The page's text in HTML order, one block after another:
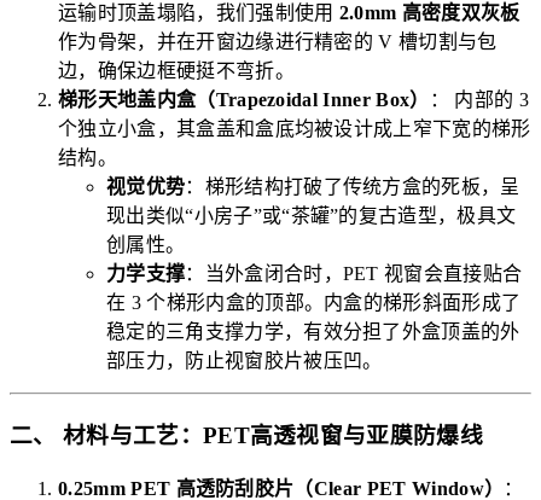
运输时顶盖塌陷，我们强制使用 2.0mm 高密度双灰板
作为骨架，并在开窗边缘进行精密的 V 槽切割与包
边，确保边框硬挺不弯折。
梯形天地盖内盒（Trapezoidal Inner Box）
： 内部的 3
个独立小盒，其盒盖和盒底均被设计成上窄下宽的梯形
结构。
视觉优势：梯形结构打破了传统方盒的死板，呈
现出类似“小房子”或“茶罐”的复古造型，极具文
创属性。
力学支撑：当外盒闭合时，PET 视窗会直接贴合
在 3 个梯形内盒的顶部。内盒的梯形斜面形成了
稳定的三角支撑力学，有效分担了外盒顶盖的外
部压力，防止视窗胶片被压凹。
二、 材料与工艺：PET高透视窗与亚膜防爆线
0.25mm PET 高透防刮胶片（Clear PET Window）
：